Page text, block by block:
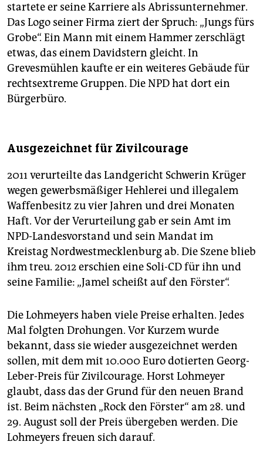
startete er seine Karriere als Abrissunternehmer.
Das Logo seiner Firma ziert der Spruch: „Jungs fürs
Grobe“. Ein Mann mit einem Hammer zerschlägt
etwas, das einem Davidstern gleicht. In
Grevesmühlen kaufte er ein weiteres Gebäude für
rechtsextreme Gruppen. Die NPD hat dort ein
Bürgerbüro.
Ausgezeichnet für Zivilcourage
2011 verurteilte das Landgericht Schwerin Krüger
wegen gewerbsmäßiger Hehlerei und illegalem
Waffenbesitz zu vier Jahren und drei Monaten
Haft. Vor der Verurteilung gab er sein Amt im
NPD-Landesvorstand und sein Mandat im
Kreistag Nordwestmecklenburg ab. Die Szene blieb
ihm treu. 2012 erschien eine Soli-CD für ihn und
seine Familie: „Jamel scheißt auf den Förster“.
Die Lohmeyers haben viele Preise erhalten. Jedes
Mal folgten Drohungen. Vor Kurzem wurde
bekannt, dass sie wieder ausgezeichnet werden
sollen, mit dem mit 10.000 Euro dotierten Georg-
Leber-Preis für Zivilcourage. Horst Lohmeyer
glaubt, dass das der Grund für den neuen Brand
ist. Beim nächsten „Rock den Förster“ am 28. und
29. August soll der Preis übergeben werden. Die
Lohmeyers freuen sich darauf.